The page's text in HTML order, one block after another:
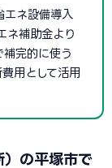
エネ設備導入
ネ補助金より
完的に使う
用として活用
）の平塚市で